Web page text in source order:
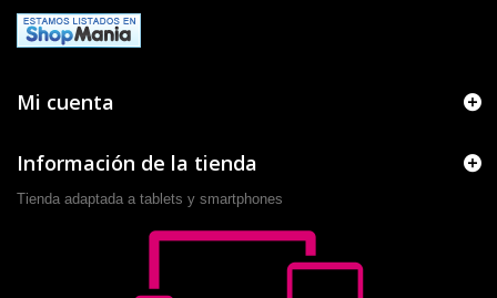
Mi cuenta
Información de la tienda
Tienda adaptada a tablets y smartphones